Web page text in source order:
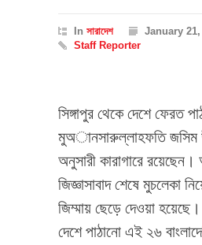
In সারাদেশ
January 21,
Staff Reporter
সিঙ্গাপুর থেকে দেশে ফেরত
মুঅানসারুল্লাহফতি জসিম
অনুসারী কারাগারে
জিজ্ঞাসাবাদ শেষে মুচলেকা
জিম্মায় ছেড়ে দেওয়া হয়েছে।
দেশে পাঠানো এই ২৬